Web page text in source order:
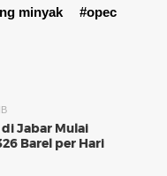
minyak
#opec
Jabar Mulai
Barel per Hari